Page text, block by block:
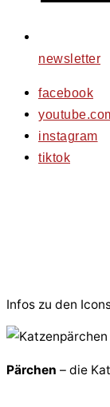
newsletter
facebook
instagram
tiktok
Infos zu den
Pärchen – die